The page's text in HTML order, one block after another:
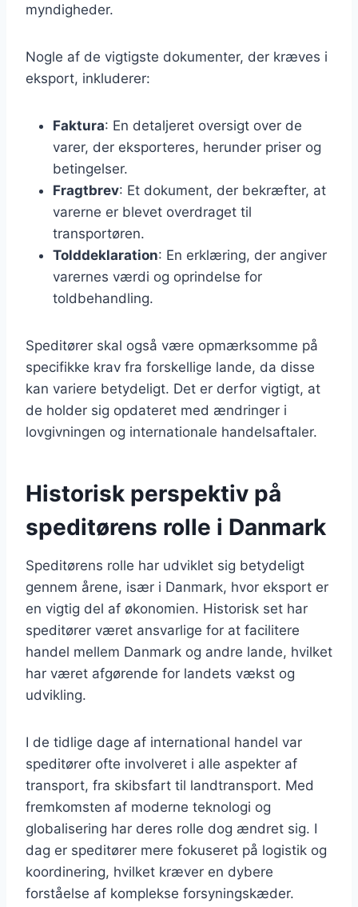
myndigheder.
Nogle af de vigtigste dokumenter, der kræves i
eksport, inkluderer:
Faktura: En detaljeret oversigt over de
varer, der eksporteres, herunder priser og
betingelser.
Fragtbrev: Et dokument, der bekræfter, at
varerne er blevet overdraget til
transportøren.
Tolddeklaration: En erklæring, der angiver
varernes værdi og oprindelse for
toldbehandling.
Speditører skal også være opmærksomme på
specifikke krav fra forskellige lande, da disse
kan variere betydeligt. Det er derfor vigtigt, at
de holder sig opdateret med ændringer i
lovgivningen og internationale handelsaftaler.
Historisk perspektiv på
speditørens rolle i Danmark
Speditørens rolle har udviklet sig betydeligt
gennem årene, især i Danmark, hvor eksport er
en vigtig del af økonomien. Historisk set har
speditører været ansvarlige for at facilitere
handel mellem Danmark og andre lande, hvilket
har været afgørende for landets vækst og
udvikling.
I de tidlige dage af international handel var
speditører ofte involveret i alle aspekter af
transport, fra skibsfart til landtransport. Med
fremkomsten af moderne teknologi og
globalisering har deres rolle dog ændret sig. I
dag er speditører mere fokuseret på logistik og
koordinering, hvilket kræver en dybere
forståelse af komplekse forsyningskæder.